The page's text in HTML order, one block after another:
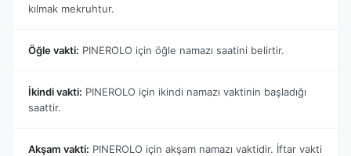
kılmak mekruhtur.
Öğle vakti: PINEROLO için öğle namazı saatini belirtir.
İkindi vakti: PINEROLO için ikindi namazı vaktinin başladığı
saattir.
Akşam vakti: PINEROLO için akşam namazı vaktidir. İftar vakti